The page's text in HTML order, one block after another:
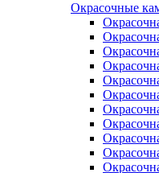
Окрасочные